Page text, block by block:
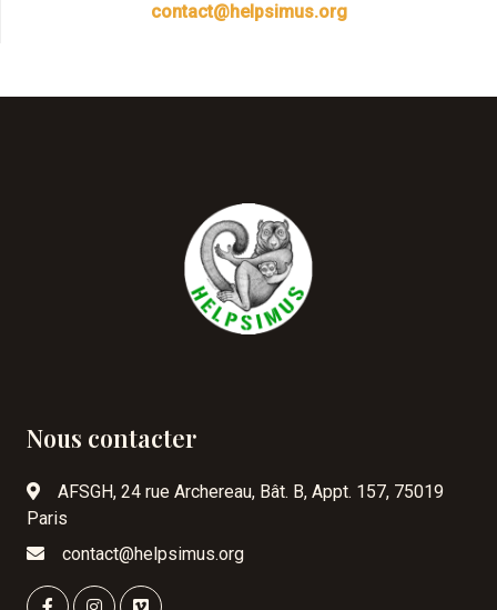
contact@helpsimus.org
Nous contacter
AFSGH, 24 rue Archereau, Bât. B, Appt. 157, 75019
Paris
contact@helpsimus.org